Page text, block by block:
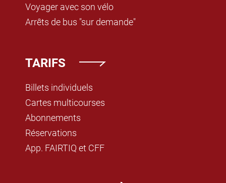
Voyager avec son vélo
Arrêts de bus "sur demande"
TARIFS
Billets individuels
Cartes multicourses
Abonnements
Réservations
App. FAIRTIQ et CFF